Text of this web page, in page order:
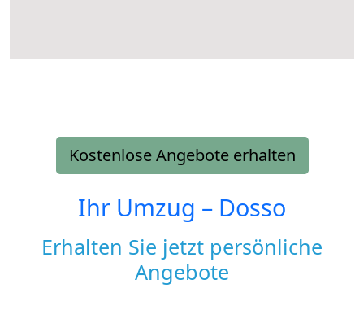
Kostenlose Angebote erhalten
Ihr Umzug – Dosso
Erhalten Sie jetzt persönliche
Angebote